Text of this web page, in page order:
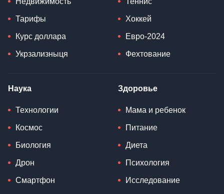
Тарифы
Курс доллара
Укрзализныця
Хоккей
Евро-2024
Фехтование
Наука
Технологии
Космос
Биология
Дрон
Смартфон
Здоровье
Мама и ребенок
Питание
Диета
Психология
Исследование